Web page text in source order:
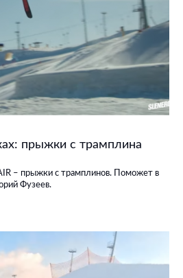
прыжки с трамплина
– прыжки с трамплинов. Поможет в
Фузеев.